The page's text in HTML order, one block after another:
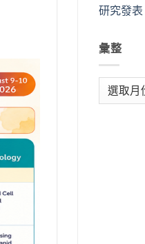
研究發表
彙整